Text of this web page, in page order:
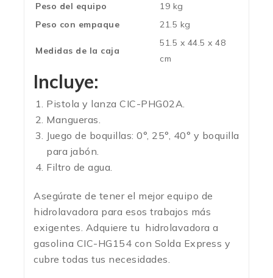
Peso del equipo
19 kg
Peso con empaque
21.5 kg
Medidas de la caja
51.5 x 44.5 x 48
cm
Incluye:
Pistola y lanza CIC-PHG02A.
Mangueras.
Juego de boquillas: 0°, 25°, 40° y boquilla
para jabón.
Filtro de agua.
Asegúrate de tener el mejor equipo de
hidrolavadora para esos trabajos más
exigentes. Adquiere tu hidrolavadora a
gasolina CIC-HG154 con Solda Express y
cubre todas tus necesidades.